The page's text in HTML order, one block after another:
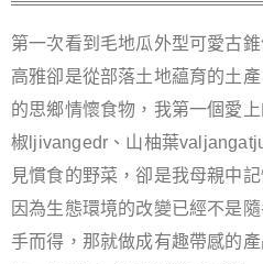
第一次看到毛地瓜外型可愛古
高雅卻是從部落土地藴育的土
的思鄉情懷食物，我第一個愛
椒ljivangedr、山柚葉
見慣食的野菜，卻是我母親中
因為生態環境的改變已經不是
手而得，那就做成有趣帶感的